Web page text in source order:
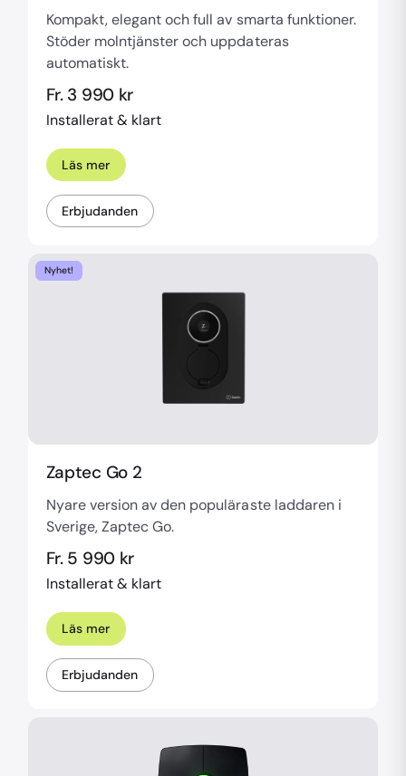
Kompakt, elegant och full av smarta funktioner.
Stöder molntjänster och uppdateras
automatiskt.
Fr. 3 990 kr
Installerat & klart
Läs mer
Erbjudanden
Nyhet!
Zaptec Go 2
Nyare version av den populäraste laddaren i
Sverige, Zaptec Go.
Fr. 5 990 kr
Installerat & klart
Läs mer
Erbjudanden